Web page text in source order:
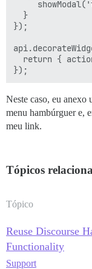
  }
});
return {
Neste caso, eu anexo
menu hambúrguer e,
meu link.
Tópicos
Tópico
Reuse Discourse
Functionality
Support